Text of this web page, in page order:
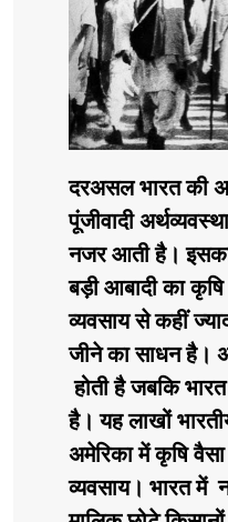
दरअसल भारत की
पूंजीवादी
नजर आती है।
बड़ी आबादी का कृषि
व्यवसाय से कहीं
जीने का साधन है।
होती है जबकि भारत
है। यह लाखों
अमेरिका में कृषि
व्यवसाय। भारत में